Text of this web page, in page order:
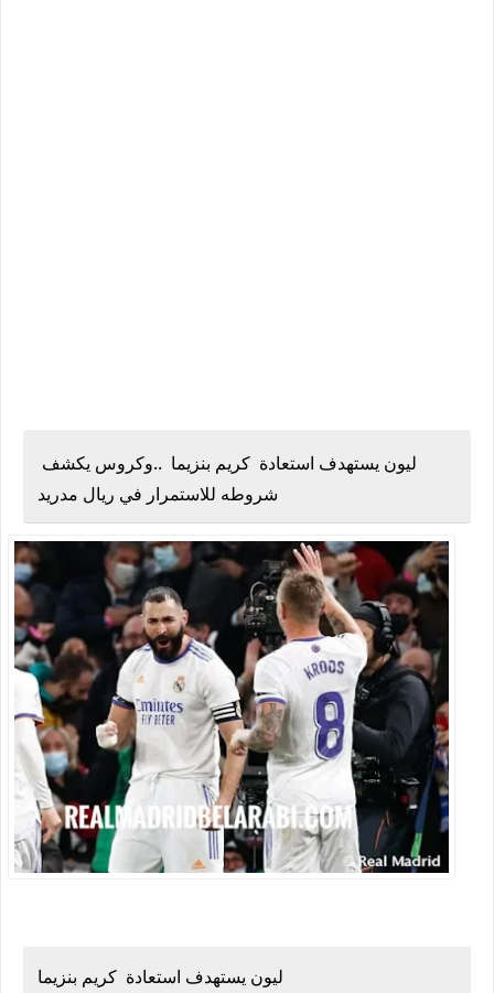
ليون يستهدف استعادة كريم بنزيما ..وكروس يكشف
شروطه للاستمرار في ريال مدريد
ليون يستهدف استعادة كريم بنزيما